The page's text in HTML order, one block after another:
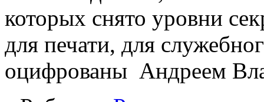
которых снято уровни
для печати, для
оцифрованы Андреем